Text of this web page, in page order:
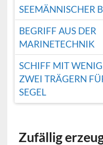
SEEMÄNNISCHER
BEGRIFF AUS DER
MARINETECHNIK
SCHIFF MIT
ZWEI TRÄGERN
SEGEL
Zufällig